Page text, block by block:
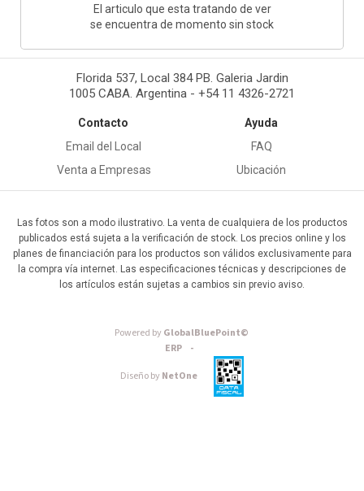
El articulo que esta tratando de ver
se encuentra de momento sin stock
Florida 537, Local 384 PB. Galeria Jardin
1005 CABA. Argentina - +54 11 4326-2721
Contacto
Email del Local
Venta a Empresas
Ayuda
FAQ
Ubicación
Las fotos son a modo ilustrativo. La venta de cualquiera de los productos
publicados está sujeta a la verificación de stock. Los precios online y los
planes de financiación para los productos son válidos exclusivamente para
la compra vía internet. Las especificaciones técnicas y descripciones de
los artículos están sujetas a cambios sin previo aviso.
Powered byGlobalBluePoint©
ERP -
Diseño byNetOne